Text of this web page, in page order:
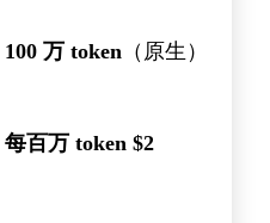
100 万 token （原生）
每百万 token $2